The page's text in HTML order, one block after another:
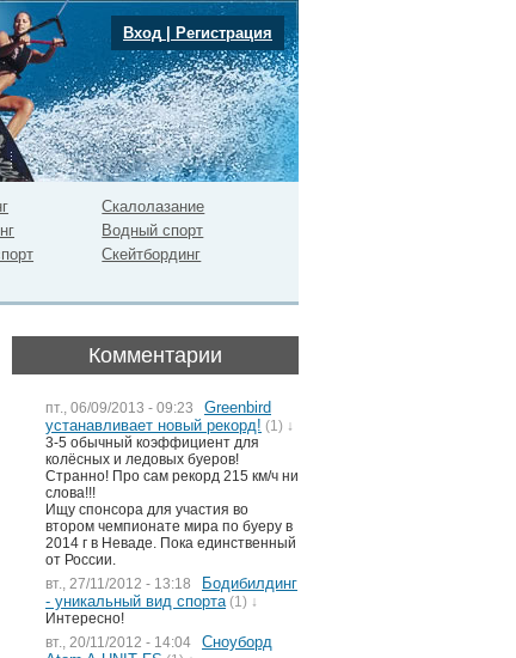
Вход Регистрация
Скалолазание
Водный спорт
Скейтбординг
Комментарии
пт., 06/09/2013 - 09:23
Greenbird
устанавливает новый рекорд! (1) ↓
3-5 обычный коэффициент для
колёсных и ледовых буеров!
Странно! Про сам рекорд 215 км/ч ни
слова!!!
Ищу спонсора для участия во
втором чемпионате мира по буеру в
2014 г в Неваде. Пока единственный
от России.
вт., 27/11/2012 - 13:18
Бодибилдинг
- уникальный вид спорта (1) ↓
Интересно!
вт., 20/11/2012 - 14:04
Сноуборд